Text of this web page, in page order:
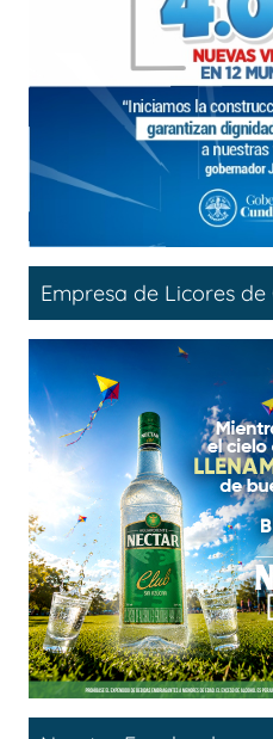
Empresa de Licores